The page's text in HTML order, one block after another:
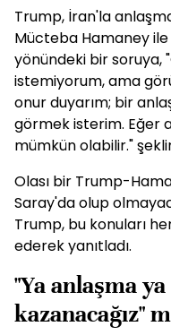
Trump, İran'la
Mücteba Hamaney ile
yönündeki bir soruya,
istemiyorum, ama
onur duyarım; bir
görmek isterim. Eğer
mümkün olabilir."
Olası bir Trump-
Saray'da olup
Trump, bu konuları
ederek yanıtladı.
"Ya anlaşma
kazanacağız"